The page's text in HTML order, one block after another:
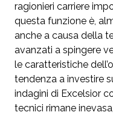
ragionieri carriere
questa funzione è,
anche a causa della
avanzati a spingere
le caratteristiche
tendenza a investire
indagini di Excelsior
tecnici rimane